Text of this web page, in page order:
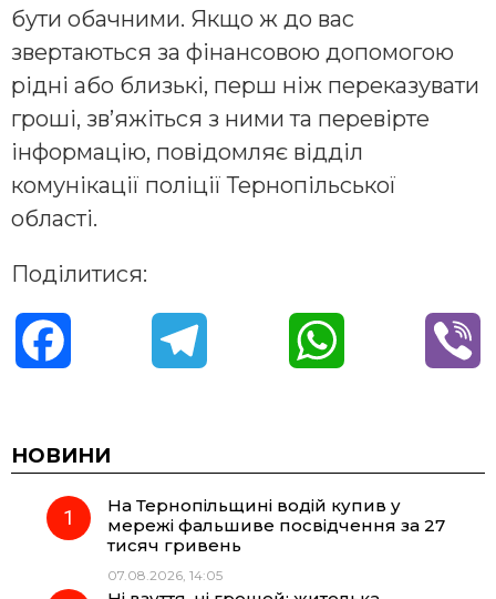
бути обачними. Якщо ж до вас
звертаються за фінансовою допомогою
рідні або близькі, перш ніж переказувати
гроші, зв’яжіться з ними та перевірте
інформацію, повідомляє відділ
комунікації поліції Тернопільської
області.
Поділитися:
c
e e t
НОВИНИ
На Тернопільщині водій купив у
мережі фальшиве посвідчення за 27
тисяч гривень
07.08.2026, 14:05